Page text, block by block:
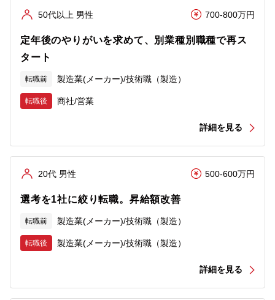
50代以上 男性 700-800万円
定年後のやりがいを求めて、別業種別職種で再ス
タート
転職前 製造業(メーカー)/技術職（製造）
転職後 商社/営業
詳細を見る
20代 男性 500-600万円
選考を1社に絞り転職。昇給額改善
転職前 製造業(メーカー)/技術職（製造）
転職後 製造業(メーカー)/技術職（製造）
詳細を見る